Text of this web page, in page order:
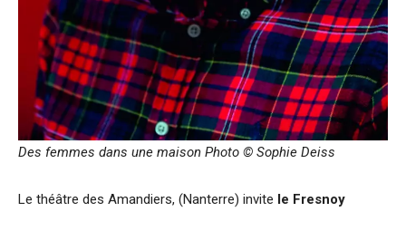
Des femmes dans une maison Photo © Sophie Deiss
Le théâtre des Amandiers, (Nanterre) invite le Fresnoy